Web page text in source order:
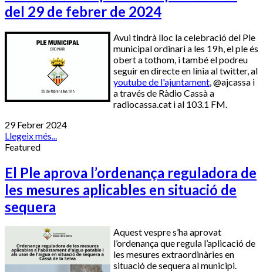
del 29 de febrer de 2024
Avui tindrà lloc la celebració del Ple
municipal ordinari a les 19 h, el ple és
obert a tothom, i també el podreu
seguir en directe en línia al twitter, al
youtube de l'ajuntament , @ajcassa i
a través de Ràdio Cassà a
radiocassa.cat i al 103.1 FM.
29 Febrer 2024
Llegeix més...
Featured
El Ple aprova l’ordenança reguladora de
les mesures aplicables en situació de
sequera
Aquest vespre s’ha aprovat
l’ordenança que regula l’aplicació de
les mesures extraordinàries en
situació de sequera al municipi.